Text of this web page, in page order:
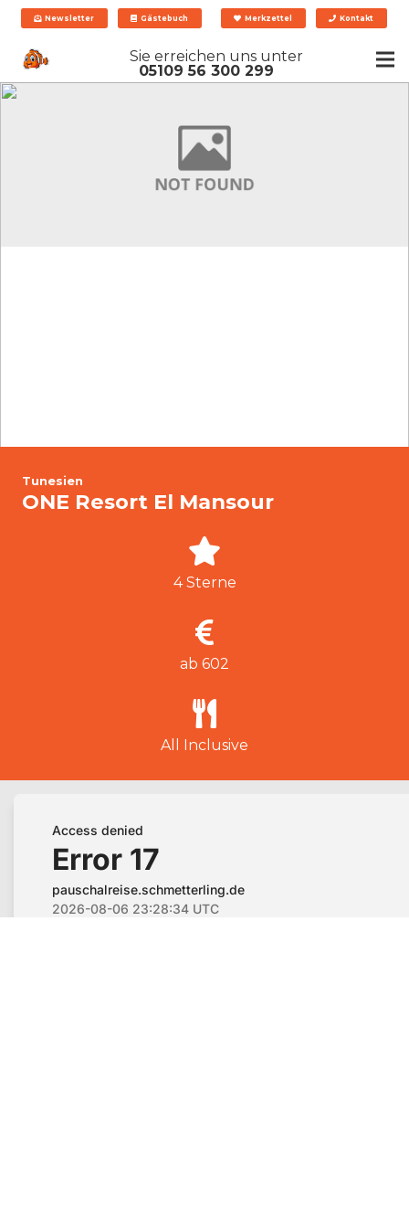
Newsletter Gästebuch Merkzettel Kontakt
Sie erreichen uns unter
05109 56 300 299
Tunesien
ONE Resort El Mansour
4 Sterne
ab 602
All Inclusive